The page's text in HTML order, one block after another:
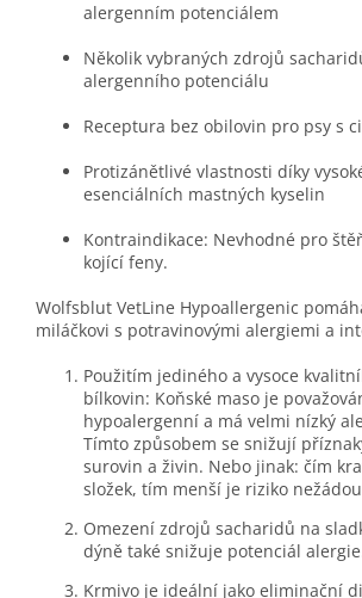
alergenním potenciálem
Několik vybraných zdrojů
alergenního potenciálu
Receptura bez obilovin pro psy s
Protizánětlivé vlastnosti díky
esenciálních mastných kyselin
Kontraindikace: Nevhodné pro
kojící feny.
Wolfsblut VetLine Hypoallergenic
miláčkovi s potravinovými alergiemi a
Použitím jediného a vysoce
bílkovin: Koňské maso je
hypoalergenní a má velmi nízký
Tímto způsobem se snižují
surovin a živin. Nebo jinak: čím
složek, tím menší je riziko
Omezení zdrojů sacharidů na
dýně také snižuje potenciál
Krmivo je ideální jako eliminační